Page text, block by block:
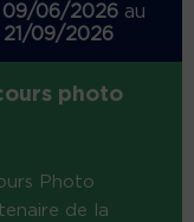
09/06/2026 au
21/09/2026
photo
Photo
de la